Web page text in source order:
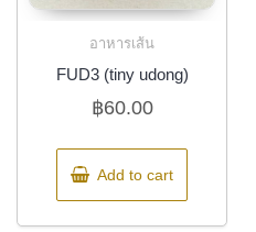
อาหารเส้น
FUD3 (tiny udong)
฿60.00
Add to cart